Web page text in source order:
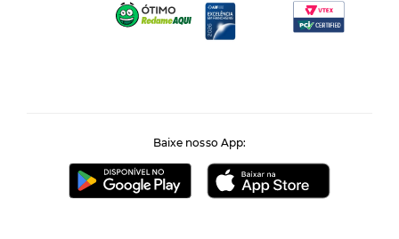
Baixe nosso App: